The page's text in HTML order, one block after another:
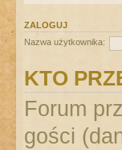
ZALOGUJ
Nazwa użytkownika:
KTO
Forum
gości